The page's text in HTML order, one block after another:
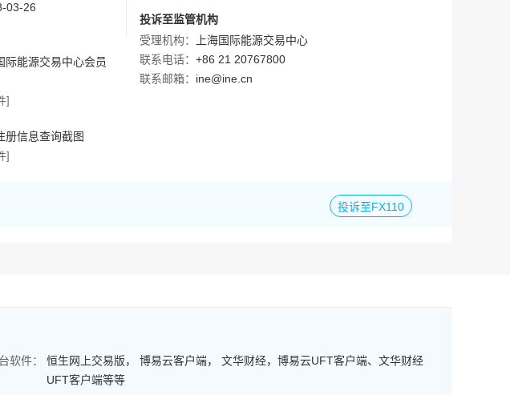
03-26
际能源交易中心会员
]
册信息查询截图
]
投诉至监管机构
受理机构：
上海国际能源交易中心
联系电话： +86 21 20767800
联系邮箱： ine@ine.cn
投诉至FX110
软件：
恒生网上交易版， 博易云客户端， 文华财经，博易云UFT客户端、文华财经
UFT客户端等等